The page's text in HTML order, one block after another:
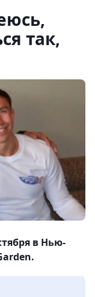
так,
в Нью-